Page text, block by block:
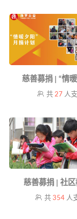
慈善募捐 | “情
共 27 人
慈善募捐 | 社区
共 354人